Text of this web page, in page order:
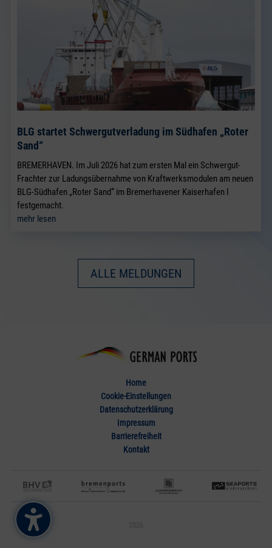
BLG startet Schwergutverladung im Südhafen „Roter
Sand“
BREMERHAVEN. Im Juli 2026 hat zum ersten Mal ein Schwergut-
Frachter zur Ladungsübernahme von Kraftwerksmodulen am neuen
BLG-Südhafen „Roter Sand“ im Bremerhavener Kaiserhafen I
festgemacht.
mehr lesen
ALLE MELDUNGEN
Home
Cookie-Einstellungen
Datenschutzerklärung
Impressum
Barrierefreiheit
Kontakt